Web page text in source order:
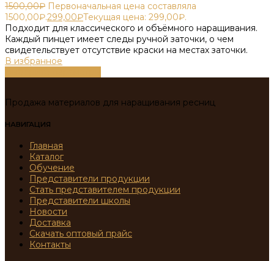
1500,00₽ Первоначальная цена составляла
1500,00₽.299,00₽Текущая цена: 299,00₽.
Подходит для классического и объёмного наращивания.
Каждый пинцет имеет следы ручной заточки, о чем
свидетельствует отсутствие краски на местах заточки.
В избранное
Продажа материалов для наращивания ресниц
НАВИГАЦИЯ
Главная
Каталог
Обучение
Представители продукции
Стать представителем продукции
Представители школы
Новости
Доставка
Скачать оптовый прайс
Контакты